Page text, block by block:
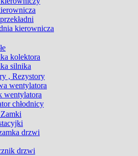
kierownicza
kolektora
silnika
, Rezystory
wentylatora
wentylatora
chłodnicy
drzwi
drzwi